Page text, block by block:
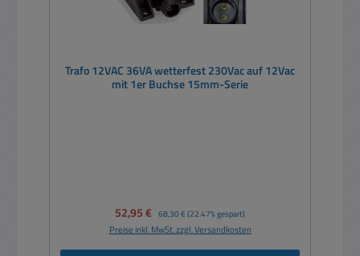
Trafo 12VAC 36VA wetterfest 230Vac auf 12Vac
mit 1er Buchse 15mm-Serie
Verkaufspreis:
52,95 € Regulärer Preis:
68,30 € (22.47% gespart)
Preise inkl. MwSt. zzgl. Versandkosten